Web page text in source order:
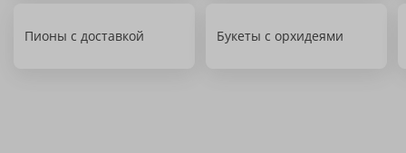
Пионы с доставкой Букеты с орхидеями